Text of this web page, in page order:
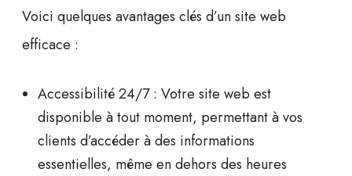
Voici quelques avantages clés d’un site web
efficace :
Accessibilité 24/7 : Votre site web est
disponible à tout moment, permettant à vos
clients d’accéder à des informations
essentielles, même en dehors des heures